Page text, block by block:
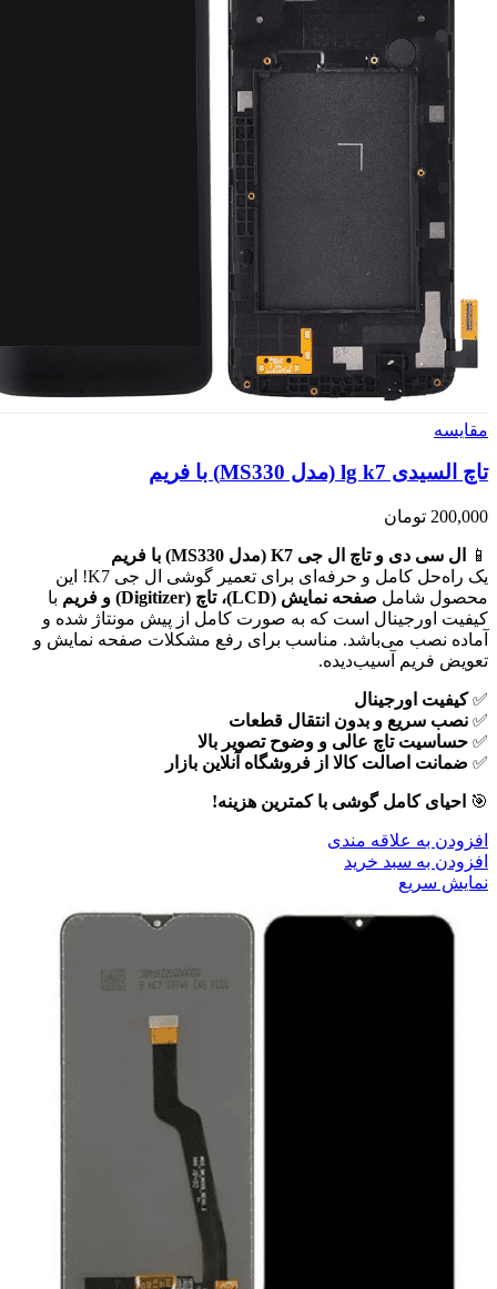
مقايسه
تاچ السیدی lg k7 (مدل MS330) با فریم
200,000 تومان
📱
ال سی دی و تاچ ال جی K7 (مدل MS330) با فریم
یک راه‌حل کامل و حرفه‌ای برای تعمیر گوشی ال جی K7! این
محصول شامل صفحه نمایش (LCD)، تاچ (Digitizer) و فریم
با
کیفیت اورجینال است که به صورت کامل از پیش مونتاژ شده و
آماده نصب می‌باشد. مناسب برای رفع مشکلات صفحه نمایش و
تعویض فریم آسیب‌دیده.
✅کیفیت اورجینال
✅ نصب سریع و بدون انتقال قطعات
✅ حساسیت تاچ عالی و وضوح تصویر بالا
✅ ضمانت اصالت کالا از فروشگاه آنلاین بازار
🎯 احیای کامل گوشی با کمترین هزینه!
افزودن به علاقه مندی
افزودن به سبد خرید
نمایش سریع